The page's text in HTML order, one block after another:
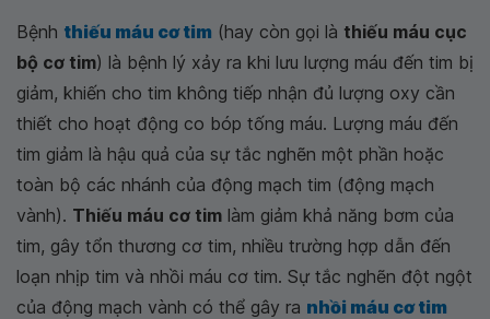
Bệnh thiếu máu cơ tim (hay còn gọi là thiếu máu cục
bộ cơ tim) là bệnh lý xảy ra khi lưu lượng máu đến tim bị
giảm, khiến cho tim không tiếp nhận đủ lượng oxy cần
thiết cho hoạt động co bóp tống máu. Lượng máu đến
tim giảm là hậu quả của sự tắc nghẽn một phần hoặc
toàn bộ các nhánh của động mạch tim (động mạch
vành). Thiếu máu cơ tim làm giảm khả năng bơm của
tim, gây tổn thương cơ tim, nhiều trường hợp dẫn đến
loạn nhịp tim và nhồi máu cơ tim. Sự tắc nghẽn đột ngột
của động mạch vành có thể gây ra nhồi máu cơ tim